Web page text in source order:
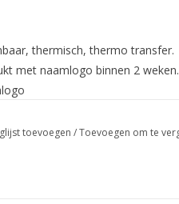
thermisch, thermo transfer.
met naamlogo binnen 2 weken.
offerte? Stuur dan 3
naar antwoordnummer:
toevoegen /Toevoegen om te